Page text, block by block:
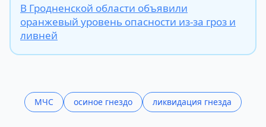
В Гродненской области объявили
оранжевый уровень опасности из-за гроз и
ливней
МЧС осиное гнездо ликвидация гнезда